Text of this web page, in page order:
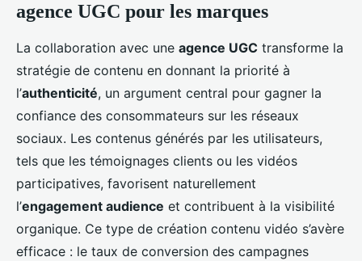
agence UGC pour les marques
La collaboration avec une agence UGC transforme la
stratégie de contenu en donnant la priorité à
l’authenticité, un argument central pour gagner la
confiance des consommateurs sur les réseaux
sociaux. Les contenus générés par les utilisateurs,
tels que les témoignages clients ou les vidéos
participatives, favorisent naturellement
l’engagement audience et contribuent à la visibilité
organique. Ce type de création contenu vidéo s’avère
efficace : le taux de conversion des campagnes